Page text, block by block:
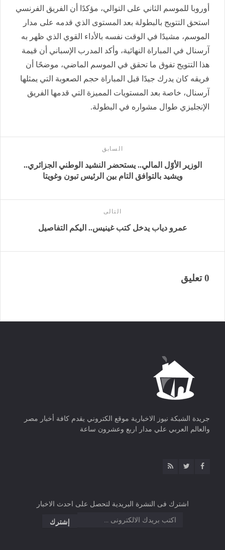
أوروبا للموسم الثاني على التوالي، مؤكدًا أن الفريق الفرنسي
استحق التتويج بالبطولة بعد المستوى الذي قدمه على مدار
الموسم، مشيدًا في الوقت نفسه بالأداء القوي الذي ظهر به
آرسنال في المباراة النهائية، وأكد المدرب الإسباني أن قيمة
هذا التتويج تفوق ما تحقق في الموسم الماضي، موضحًا أن
فريقه كان يدرك جيدًا قبل المباراة حجم الصعوبة التي يمثلها
آرسنال، خاصة بعد المستويات المميزة التي قدمها الفريق
الإنجليزي طوال مشواره في البطولة.
السابق
الوزير الأوّل المالي.. يستحضر النشيد الوطني الجزائري..
ويشيد بالتوافق التام بين الرئيس تبون وغويتا
التالى
عمرو دياب يدخل كتب غينيس.. اليكم التفاصيل
0 تعليق
جريدة الشبكة نيوز الاخبارية موقع الكتروني يقدم كافة أخبار مصر
والعالم العربي علي مدار اربع وعشرون ساعة
اشترك فى النشرة البريدية لتحصل على احدث الاخبار